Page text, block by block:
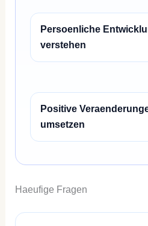
Persoenliche
verstehen
Positive
umsetzen
Haeufige Fragen